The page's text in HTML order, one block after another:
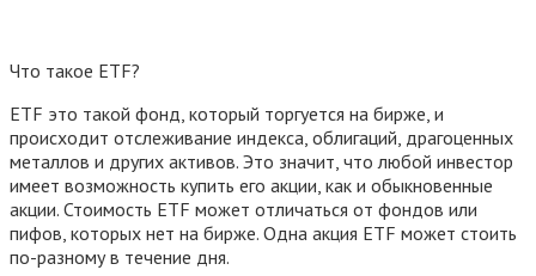
Что такое ETF?
ETF это такой фонд, который торгуется на бирже, и
происходит отслеживание индекса, облигаций, драгоценных
металлов и других активов. Это значит, что любой инвестор
имеет возможность купить его акции, как и обыкновенные
акции. Стоимость ETF может отличаться от фондов или
пифов, которых нет на бирже. Одна акция ETF может стоить
по-разному в течение дня.